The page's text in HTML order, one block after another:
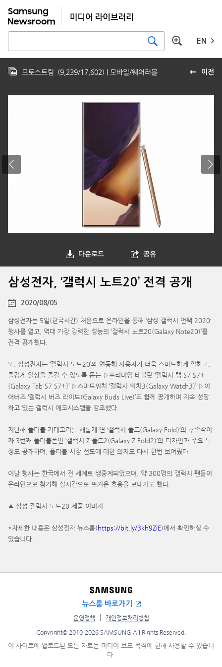
EN
이전
포토스트림 (9,239/17,602) | 모바일/웨어러블
다운로드 공유
삼성전자, ‘갤럭시 노트20’ 전격 공개
2020/08/05
삼성전자는 5일(한국시간) 처음으로 온라인을 통해 ‘삼성 갤럭시 언팩 2020’
행사를 열고, 역대 가장 강력한 성능의 ‘갤럭시 노트20(Galaxy Note20)’를
전격 공개했다.
또, 삼성전자는 ‘갤럭시 노트20’와 연동해 사용자가 더욱 스마트하게 일하고,
즐겁게 일상을 즐길 수 있도록 돕는 ▷프리미엄 태블릿 ‘갤럭시 탭 S7·S7+
(Galaxy Tab S7·S7+)’ ▷스마트워치 ‘갤럭시 워치3(Galaxy Watch3)’ ▷이
어버즈 ‘갤럭시 버즈 라이브(Galaxy Buds Live)’도 함께 공개하며 지속 성장
하고 있는 갤럭시 에코시스템을 강조했다.
지난해 폴더블 카테고리를 새롭게 연 ‘갤럭시 폴드(Galaxy Fold)’의 후속작이
자 3번째 폴더블폰인 ‘갤럭시 Z 폴드2(Galaxy Z Fold2)’의 디자인과 주요 특
징도 공개하며, 폴더블 시장 선도에 대한 의지도 다시 한번 보여줬다.
이날 행사는 한국에서 전 세계로 생중계되었으며, 약 300명의 갤럭시 팬들이
온라인으로 참가해 실시간으로 뜨거운 호응을 보내기도 했다.
▲ 삼성 갤럭시 노트20 제품 이미지
*자세한 내용은 삼성전자 뉴스룸(https://bit.ly/3kh9ZiE)에서 확인하실 수
있습니다.
뉴스룸 바로가기
운영정책 개인정보처리방침
Copyright© 2010-2026 SAMSUNG All Rights Reserved.
이 사이트에 업로드된 모든 자료는 미디어 보도 목적에 한해 사용할 수 있습니
다.